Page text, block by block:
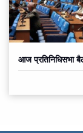
आज प्रतिनिधिसभा